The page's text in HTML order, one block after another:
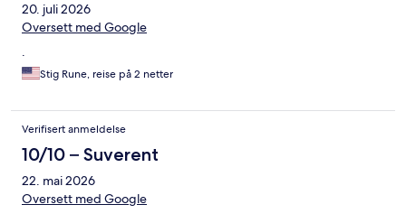
20. juli 2026
Oversett med Google
.
Stig Rune, reise på 2 netter
Verifisert anmeldelse
10/10 – Suverent
22. mai 2026
Oversett med Google